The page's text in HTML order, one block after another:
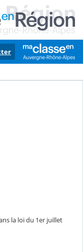
la loi du 1er juillet